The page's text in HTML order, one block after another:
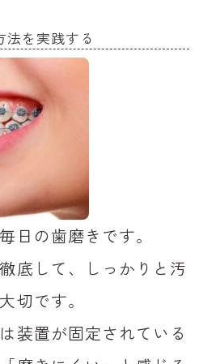
法を実践する
日の歯磨きです。
底して、しっかりと汚
切です。
装置が固定されている